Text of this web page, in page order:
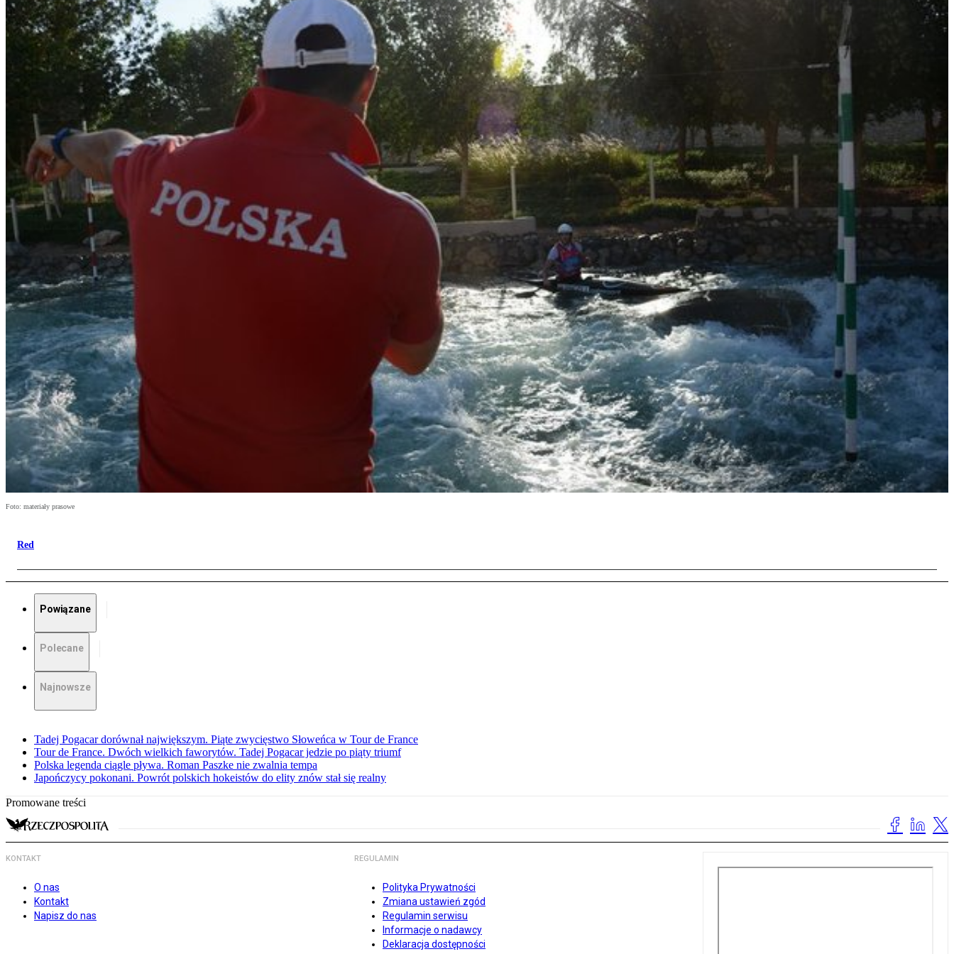
Foto: materiały prasowe
Red
Powiązane
Polecane
Najnowsze
Tadej Pogacar dorównał największym. Piąte zwycięstwo Słoweńca w Tour de France
Tour de France. Dwóch wielkich faworytów. Tadej Pogacar jedzie po piąty triumf
Polska legenda ciągle pływa. Roman Paszke nie zwalnia tempa
Japończycy pokonani. Powrót polskich hokeistów do elity znów stał się realny
Promowane treści
KONTAKT
O nas
Kontakt
Napisz do nas
REGULAMIN
Polityka Prywatności
Zmiana ustawień zgód
Regulamin serwisu
Informacje o nadawcy
Deklaracja dostępności